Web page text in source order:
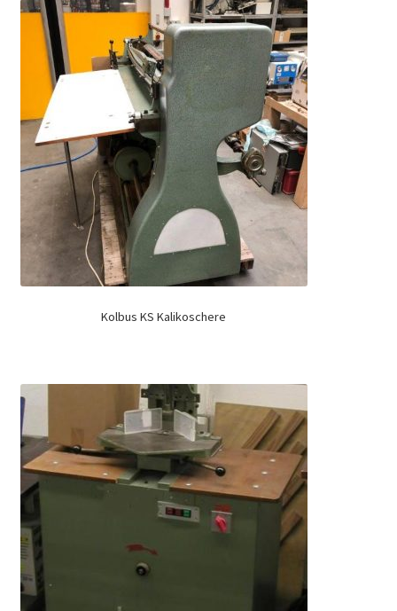
Kolbus KS Kalikoschere